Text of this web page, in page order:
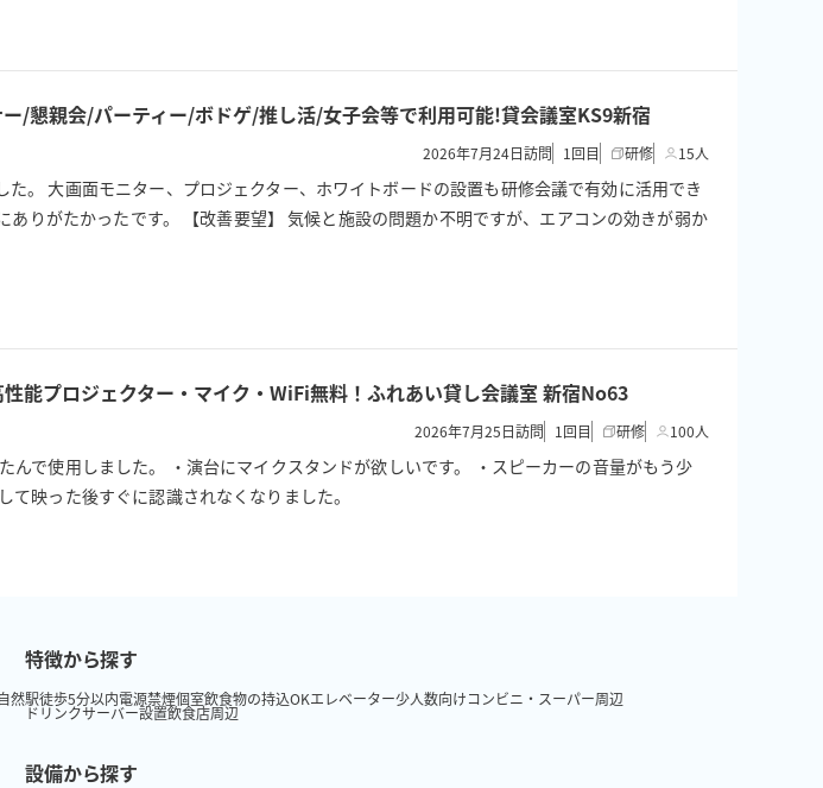
懇親会/パーティー/ボドゲ/推し活/女子会等で利用可能!貸会議室KS9新宿
2026年7月24日訪問 1 回目 研修 15人
。 大画面モニター、プロジェクター、ホワイトボードの設置も研修会議で有効に活用でき
りがたかったです。 【改善要望】 気候と施設の問題か不明ですが、エアコンの効きが弱か
能プロジェクター・マイク・WiFi無料！ふれあい貸し会議室 新宿No63
2026年7月25日訪問 1 回目 研修 100人
で使用しました。 ・演台にマイクスタンドが欲しいです。 ・スピーカーの音量がもう少
映った後すぐに認識されなくなりました。
然
特徴から探す
駅徒歩5分以内電源禁煙個室飲食物の持込OKエレベーター少人数向けコンビニ・スーパー周辺
ドリンクサーバー設置飲食店周辺
設備から探す